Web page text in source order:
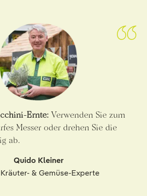
Ernte: Verwenden Sie zum
Messer oder drehen Sie die
ab.
Quido Kleiner
& Gemüse-Experte